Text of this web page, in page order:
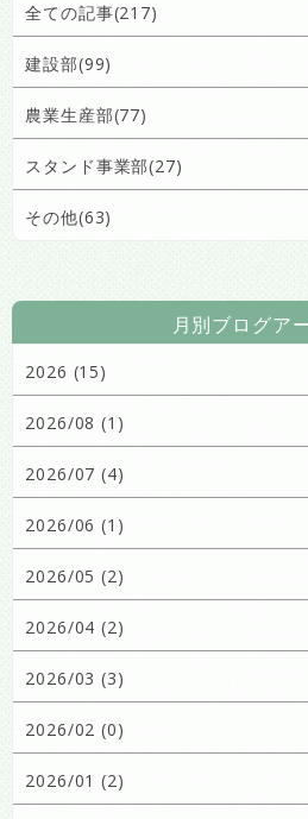
全ての記事(217)
建設部(99)
農業生産部(77)
スタンド事業部(27)
その他(63)
月別ブログア
2026 (15)
2026/08 (1)
2026/07 (4)
2026/06 (1)
2026/05 (2)
2026/04 (2)
2026/03 (3)
2026/02 (0)
2026/01 (2)